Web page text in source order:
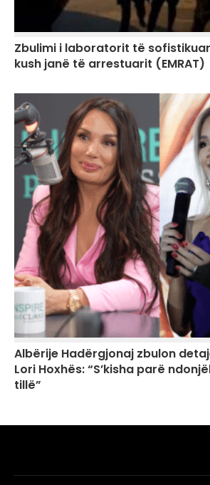
Zbulimi i laboratorit të
kush janë të arrestuarit (EMRAT)
Albërije Hadërgjonaj zbulon
Lori Hoxhës: “S’kisha parë
tillë”